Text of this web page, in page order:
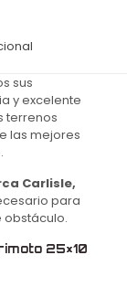
sus
y excelente
terrenos
las mejores
Carlisle,
para
obstáculo.
25×10